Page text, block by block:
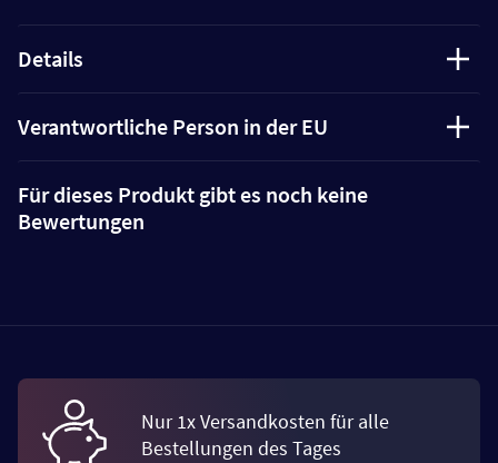
Details
Verantwortliche Person in der EU
Für dieses Produkt gibt es noch keine
Bewertungen
Nur 1x Versandkosten für alle
Bestellungen des Tages